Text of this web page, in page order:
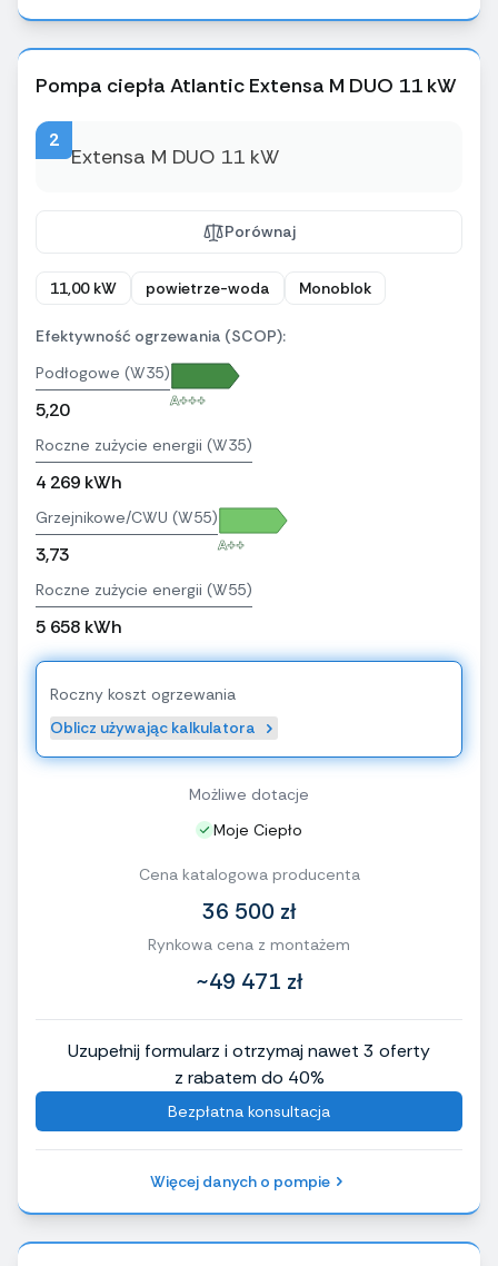
Pompa ciepła Atlantic Extensa M DUO 11 kW
2
Porównaj
11,00 kW powietrze-woda Monoblok
Efektywność ogrzewania (SCOP):
Podłogowe (W35)
5,20 A+++
Roczne zużycie energii (W35)
4 269 kWh
Grzejnikowe/CWU (W55)
3,73 A++
Roczne zużycie energii (W55)
5 658 kWh
Roczny koszt ogrzewania
Oblicz używając kalkulatora
Możliwe dotacje
Moje Ciepło
Cena katalogowa producenta
36 500 zł
Rynkowa cena z montażem
~49 471 zł
Uzupełnij formularz i otrzymaj nawet 3 oferty
z rabatem do 40%
Bezpłatna konsultacja
Więcej danych o pompie